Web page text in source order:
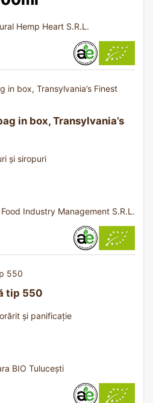
Hemp Heart S.R.L.
in box, Transylvania’s
și siropuri
Food Industry Management S.R.L.
tip 550
și panificație
BIO Tulucești